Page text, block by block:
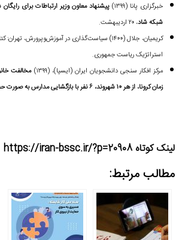
خبرگزاری پانا (۱۳۹۹)
پیشنهاد معاون وزیر ارتباطات برای
شبکه شاد، ۲۰ اردیبهشت.
کریمیان، جلال (۱۴۰۰) سیاست‌گذاری در آموزش‌وپرورش،
استراتژیک ریاست جمهوری.
مرکز افکار سنجی دانشجویان ایران (ایسپا)، (۱۳۹۹)
مخالفت
زمان کرونا، از هر ۱۰ شهروند، ۶ نفر با بازگشایی مدارس به صورت حضوری مخالف است
لینک کوتاه https://iran-bssc.ir/?p=20908
مطالب مرتبط: